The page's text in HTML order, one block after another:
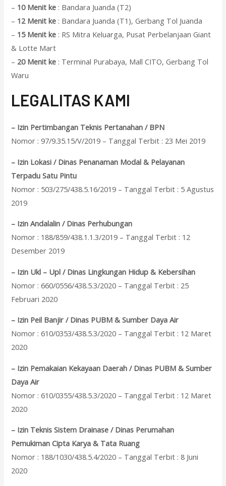
– 10 Menit ke : Bandara Juanda (T2)
– 12 Menit ke : Bandara Juanda (T1), Gerbang Tol Juanda
– 15 Menit ke : RS Mitra Keluarga, Pusat Perbelanjaan Giant
& Lotte Mart
– 20 Menit ke : Terminal Purabaya, Mall CITO, Gerbang Tol
Waru
LEGALITAS KAMI
– Izin Pertimbangan Teknis Pertanahan / BPN
Nomor : 97/9.35.15/V/2019 – Tanggal Terbit : 23 Mei 2019
– Izin Lokasi / Dinas Penanaman Modal & Pelayanan
Terpadu Satu Pintu
Nomor : 503/275/438.5.16/2019 – Tanggal Terbit : 5 Agustus
2019
– Izin Andalalin / Dinas Perhubungan
Nomor : 188/859/438.1.1.3/2019 – Tanggal Terbit : 12
Desember 2019
– Izin Ukl – Upl / Dinas Lingkungan Hidup & Kebersihan
Nomor : 660/0556/438.5.3/2020 – Tanggal Terbit : 25
Februari 2020
– Izin Peil Banjir / Dinas PUBM & Sumber Daya Air
Nomor : 610/0353/438.5.3/2020 – Tanggal Terbit : 12 Maret
2020
– Izin Pemakaian Kekayaan Daerah / Dinas PUBM & Sumber
Daya Air
Nomor : 610/0355/438.5.3/2020 – Tanggal Terbit : 12 Maret
2020
– Izin Teknis Sistem Drainase / Dinas Perumahan
Pemukiman Cipta Karya & Tata Ruang
Nomor : 188/1030/438.5.4/2020 – Tanggal Terbit : 8 Juni
2020